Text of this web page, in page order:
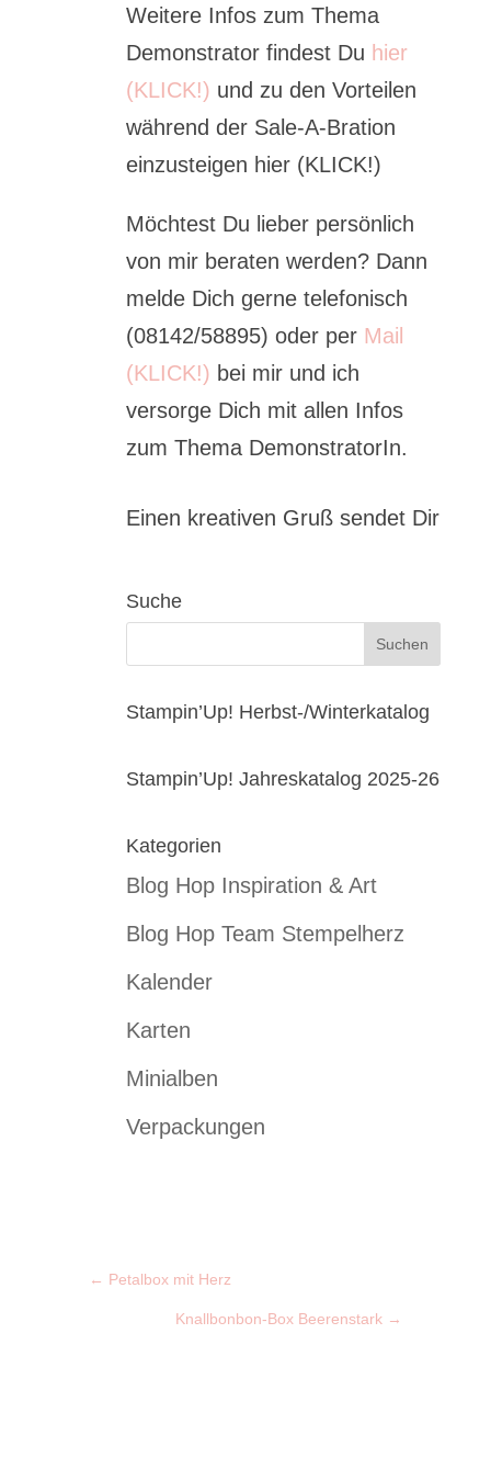
Weitere Infos zum Thema
Demonstrator findest Du hier
(KLICK!) und zu den Vorteilen
während der Sale-A-Bration
einzusteigen hier (KLICK!)
Möchtest Du lieber persönlich
von mir beraten werden? Dann
melde Dich gerne telefonisch
(08142/58895) oder per Mail
(KLICK!) bei mir und ich
versorge Dich mit allen Infos
zum Thema DemonstratorIn.
Einen kreativen Gruß sendet Dir
Suche
Stampin’Up! Herbst-/Winterkatalog
Stampin’Up! Jahreskatalog 2025-26
Kategorien
Blog Hop Inspiration & Art
Blog Hop Team Stempelherz
Kalender
Karten
Minialben
Verpackungen
← Petalbox mit Herz
Knallbonbon-Box Beerenstark →